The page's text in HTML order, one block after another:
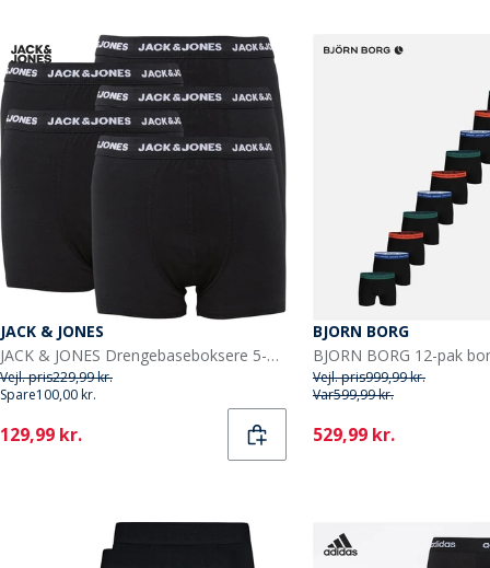
JACK & JONES
JACK & JONES Drengebaseboksere 5-pak Sort
Vejl. pris229,99 kr.
Spare100,00 kr.
Current
129,99 kr.
BJORN BORG
Vejl. pris999,99 kr.
Var599,99 kr.
Current
529,99 kr.